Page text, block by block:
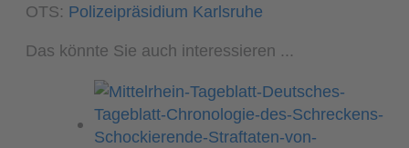
OTS: Polizeipräsidium Karlsruhe
Das könnte Sie auch interessieren ...